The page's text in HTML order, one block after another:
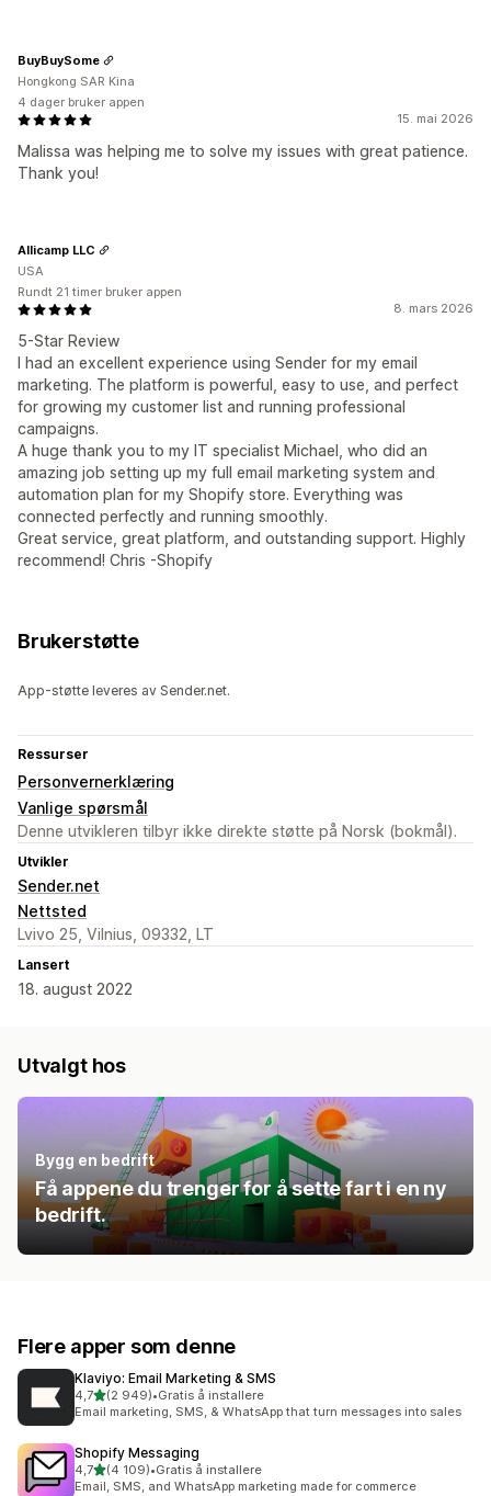
15. mai 2026
Malissa was helping me to solve my issues with great patience.
Thank you!
BuyBuySome
Hongkong SAR Kina
4 dager bruker appen
8. mars 2026
5-Star Review
I had an excellent experience using Sender for my email
marketing. The platform is powerful, easy to use, and perfect
for growing my customer list and running professional
campaigns.
A huge thank you to my IT specialist Michael, who did an
amazing job setting up my full email marketing system and
automation plan for my Shopify store. Everything was
connected perfectly and running smoothly.
Great service, great platform, and outstanding support. Highly
recommend! Chris -Shopify
Allicamp LLC
USA
Rundt 21 timer bruker appen
Brukerstøtte
App-støtte leveres av Sender.net.
Ressurser
Personvernerklæring
Vanlige spørsmål
Denne utvikleren tilbyr ikke direkte støtte på Norsk (bokmål).
Utvikler
Sender.net
Nettsted
Lvivo 25, Vilnius, 09332, LT
Lansert
18. august 2022
Utvalgt hos
Bygg en bedrift
Få appene du trenger for å sette fart i en ny
bedrift.
Flere apper som denne
Klaviyo: Email Marketing & SMS
4,7av 5 stjerner
(2 949)
Totalt 2949 omtaler
•Gratis å installere
Email marketing, SMS, & WhatsApp that turn messages into sales
Shopify Messaging
4,7av 5 stjerner
(4 109)
Totalt 4109 omtaler
•Gratis å installere
Email, SMS, and WhatsApp marketing made for commerce